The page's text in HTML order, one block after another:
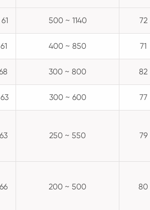
500 ~ 1140 72
400 ~ 850 71
300 ~ 800 82
300 ~ 600 77
250 ~ 550 79
200 ~ 500 80